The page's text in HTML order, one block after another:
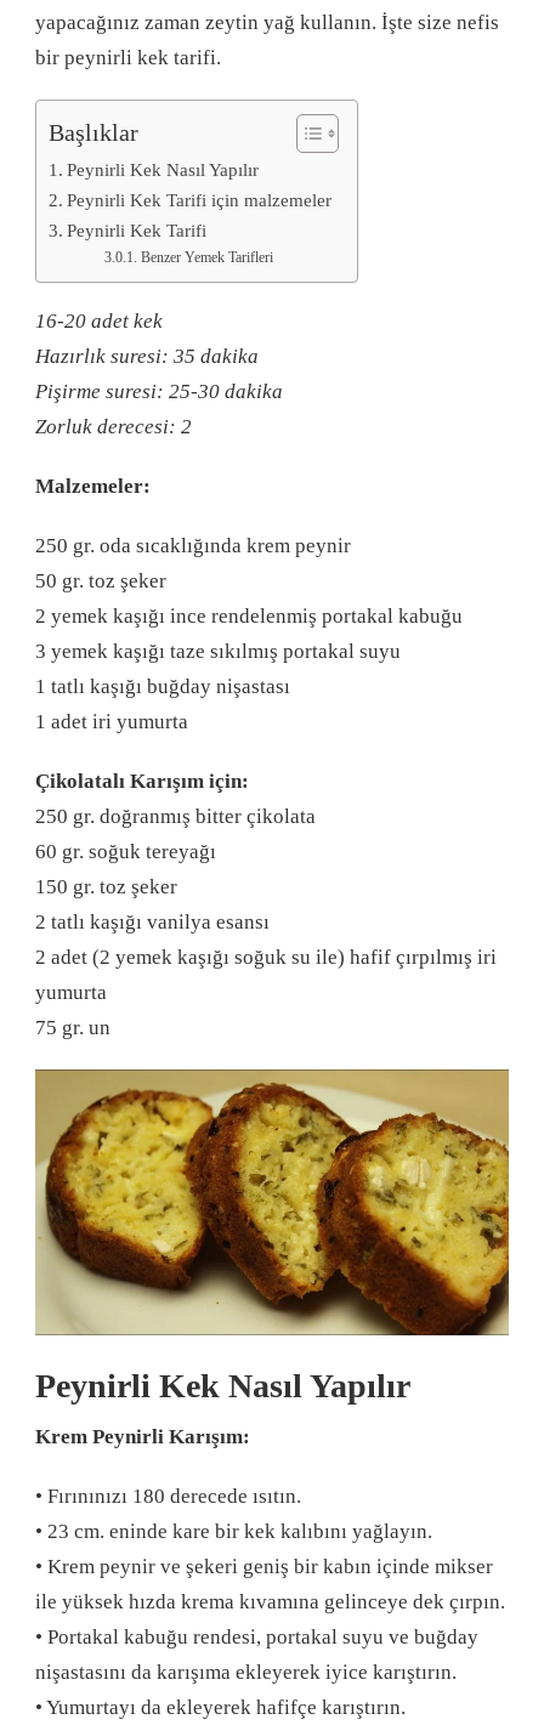
yapacağınız zaman zeytin yağ kullanın. İşte size nefis
bir peynirli kek tarifi.
Başlıklar
Peynirli Kek Nasıl Yapılır
Peynirli Kek Tarifi için malzemeler
Peynirli Kek Tarifi
Benzer Yemek Tarifleri
16-20 adet kek
Hazırlık suresi: 35 dakika
Pişirme suresi: 25-30 dakika
Zorluk derecesi: 2
Malzemeler:
250 gr. oda sıcaklığında krem peynir
50 gr. toz şeker
2 yemek kaşığı ince rendelenmiş portakal kabuğu
3 yemek kaşığı taze sıkılmış portakal suyu
1 tatlı kaşığı buğday nişastası
1 adet iri yumurta
Çikolatalı Karışım için:
250 gr. doğranmış bitter çikolata
60 gr. soğuk tereyağı
150 gr. toz şeker
2 tatlı kaşığı vanilya esansı
2 adet (2 yemek kaşığı soğuk su ile) hafif çırpılmış iri
yumurta
75 gr. un
Peynirli Kek Nasıl Yapılır
Krem Peynirli Karışım:
• Fırınınızı 180 derecede ısıtın.
• 23 cm. eninde kare bir kek kalıbını yağlayın.
• Krem peynir ve şekeri geniş bir kabın içinde mikser
ile yüksek hızda krema kıvamına gelinceye dek çırpın.
• Portakal kabuğu rendesi, portakal suyu ve buğday
nişastasını da karışıma ekleyerek iyice karıştırın.
• Yumurtayı da ekleyerek hafifçe karıştırın.